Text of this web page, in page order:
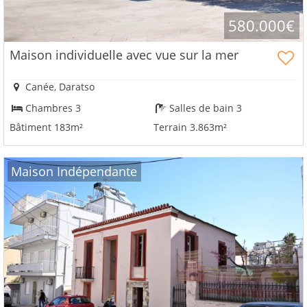
580.000€
Maison individuelle avec vue sur la mer
Canée, Daratso
Chambres 3
Salles de bain 3
Bâtiment 183m²
Terrain 3.863m²
Maison Indépendante
avantages